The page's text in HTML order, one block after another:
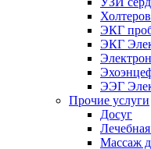
ЭКГ
ЭКГ
ЭЭГ
Прочие услуги
Досуг
Массаж